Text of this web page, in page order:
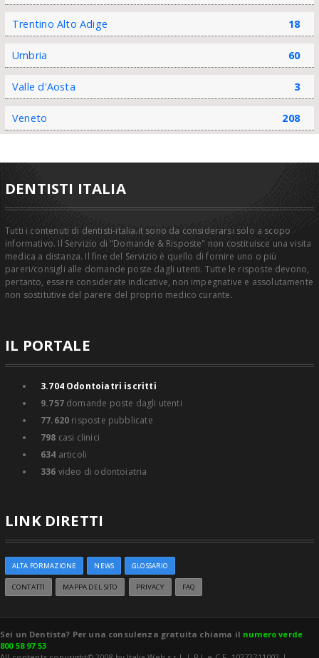
Trentino Alto Adige 18
Umbria 60
Valle d'Aosta 3
Veneto 208
DENTISTI ITALIA
Tutti i contenuti di dentisti-italia.it sono da considerarsi solo a scopo
informativo. Il Servizio di "Domande & Risposte" non costituisce una visita
medica a distanza. Il fine del Servizio è quello di fornire uno o più
pareri/consigli alle domande poste dagli utenti. Tutte le risposte devono,
pertanto, essere considerate indicative, non impegnative e assolutamente
non sostitutive del parere del proprio medico curante.
IL PORTALE
3.704Odontoiatri iscritti
9.757domande poste dagli utenti
77.620 risposte pubblicate
798 casi clinici
634 articoli
336 video di odontoiatria
LINK DIRETTI
ALTA FORMAZIONE NEWS GLOSSARIO
CONTATTI MAPPA DEL SITO PRIVACY FAQ
Sei un Dentista? Per una consulenza gratuita chiama il numero verde
800 58 97 53